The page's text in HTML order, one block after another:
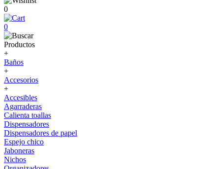
0
0
Productos
+
Baños
+
Accesorios
+
Accesibles
Agarraderas
Calienta toallas
Dispensadores
Dispensadores de papel
Espejo chico
Jaboneras
Nichos